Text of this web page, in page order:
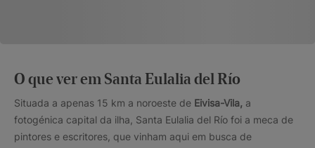
O que ver em Santa Eulalia del Río
Situada a apenas 15 km a noroeste de Eivisa-Vila, a
fotogénica capital da ilha, Santa Eulalia del Río foi a meca de
pintores e escritores, que vinham aqui em busca de